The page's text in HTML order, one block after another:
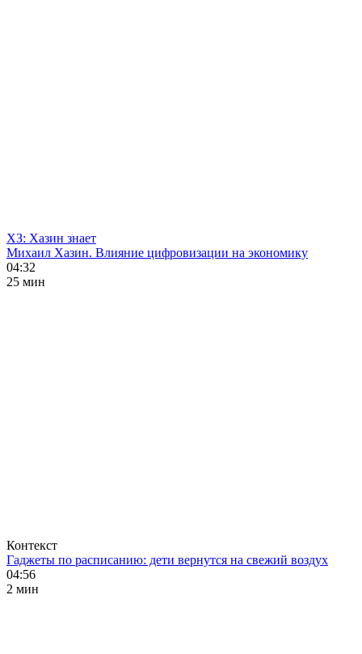
ХЗ: Хазин знает
Михаил Хазин. Влияние цифровизации на экономику
04:32
25 мин
Контекст
Гаджеты по расписанию: дети вернутся на свежий воздух
04:56
2 мин